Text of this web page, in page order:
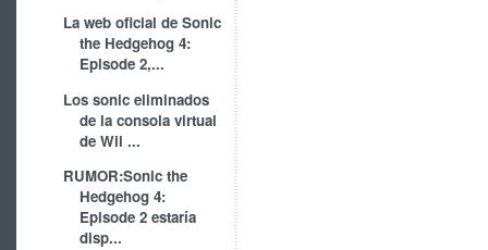
La web oficial de Sonic
the Hedgehog 4:
Episode 2,...
Los sonic eliminados
de la consola virtual
de Wii ...
RUMOR:Sonic the
Hedgehog 4:
Episode 2 estaría
disp...